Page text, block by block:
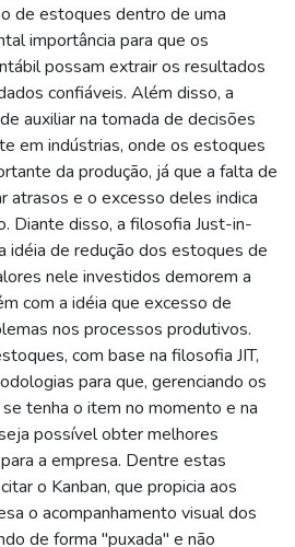
de estoques dentro de uma
importância para que os
possam extrair os resultados
confiáveis. Além disso, a
auxiliar na tomada de decisões
em indústrias, onde os estoques
da produção, já que a falta de
atrasos e o excesso deles indica
Diante disso, a filosofia Just-in-
idéia de redução dos estoques de
nele investidos demorem a
com a idéia que excesso de
nos processos produtivos.
com base na filosofia JIT,
para que, gerenciando os
tenha o item no momento e na
possível obter melhores
a empresa. Dentre estas
o Kanban, que propicia aos
o acompanhamento visual dos
de forma "puxada" e não